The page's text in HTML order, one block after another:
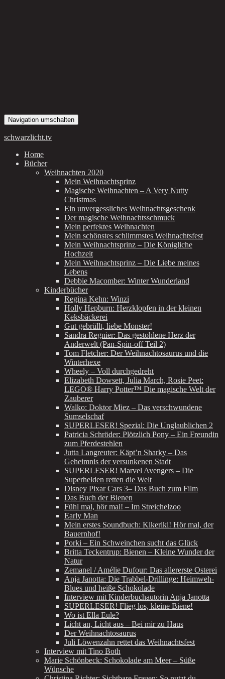
Navigation umschalten
schwarzlicht.tv
Home
Bücher
Weihnachten 2020
Mein Weihnachtsprinz
Magische Weihnachten – A Very Nutty
Christmas
Ein unvergessliches Weihnachtsgeschenk
Der magische Weihnachtsschmuck
Mein perfektes Weihnachten
Mein schönstes schlimmstes Weihnachtsfest
Mein Weihnachtsprinz – Die Königliche
Hochzeit
Mein Weihnachtsprinz – Die Liebe meines
Lebens
Debbie Macomber: Winter Wunderland
Kinderbücher
Regina Kehn: Winzi
Holly Hepburn: Herzklopfen in der kleinen
Keksbäckerei
Gut gebrüllt, liebe Monster!
Sandra Regnier: Das gestohlene Herz der
Anderwelt (Pan-Spin-off Teil 2)
Tom Fletcher: Der Weihnachtosaurus und die
Winterhexe
Wheely – Voll durchgedreht
Elizabeth Dowsett, Julia March, Rosie Peet:
LEGO® Harry Potter™ Die magische Welt der
Zauberer
Walko: Doktor Miez – Das verschwundene
Sumselschaf
SUPERLESER! Spezial: Die Unglaublichen 2
Patricia Schröder: Plötzlich Pony – Ein Freundin
zum Pferdestehlen
Jutta Langreuter: Käpt’n Sharky – Das
Geheimnis der versunkenen Stadt
SUPERLESER! Marvel Avengers – Die
Superhelden retten die Welt
Disney Pixar Cars 3– Das Buch zum Film
Das Buch der Bienen
Fühl mal, hör mal! – Im Streichelzoo
Early Man
Mein erstes Soundbuch: Kikeriki! Hör mal, der
Bauernhof!
Porki – Ein Schweinchen sucht das Glück
Britta Teckentrup: Bienen – Kleine Wunder der
Natur
Zemanel / Amélie Dufour: Das allererste Osterei
Anja Janotta: Die Trabbel-Drillinge: Heimweh-
Blues und heiße Schokolade
Interview mit Kinderbuchautorin Anja Janotta
SUPERLESER! Flieg los, kleine Biene!
Wo ist Ella Eule?
Licht an, Licht aus – Bei mir zu Haus
Der Weihnachtosaurus
Juli Löwenzahn rettet das Weihnachtsfest
Interview mit Tino Both
Marie Schönbeck: Schokolade am Meer – Süße
Wünsche